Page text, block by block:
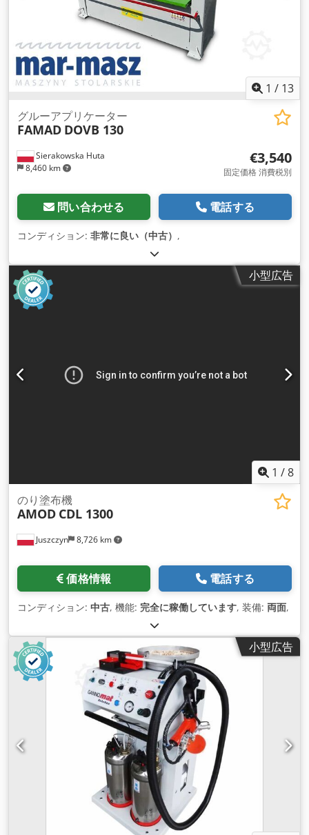
1 / 13
Sierakowska Huta
8,460 km
グルーアプリケーター
FAMAD DOVB 130
€3,540
固定価格 消費税別
問い合わせる 電話する
コンディション: 非常に良い（中古） ,
小型広告
1 /8
Juszczyn 8,726 km
のり塗布機
AMOD CDL 1300
価格情報 電話する
コンディション: 中古, 機能: 完全に稼働しています, 装備: 両面,
小型広告